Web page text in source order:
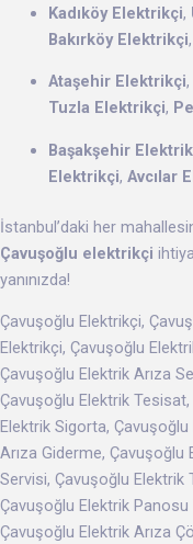
Kadıköy Elektrikçi,
Bakırköy Elektrikçi,
Ataşehir Elektrikçi,
Tuzla Elektrikçi,
Başakşehir
Elektrikçi, Avcılar
İstanbul’daki her
Çavuşoğlu elektrikçi
yanınızda!
Çavuşoğlu Elektrikçi,
Elektrikçi, Çavuşoğlu
Çavuşoğlu Elektrik Arıza
Çavuşoğlu Elektrik
Elektrik Sigorta,
Arıza Giderme,
Servisi, Çavuşoğlu Elektrik
Çavuşoğlu Elektrik Panosu
Çavuşoğlu Elektrik Arıza